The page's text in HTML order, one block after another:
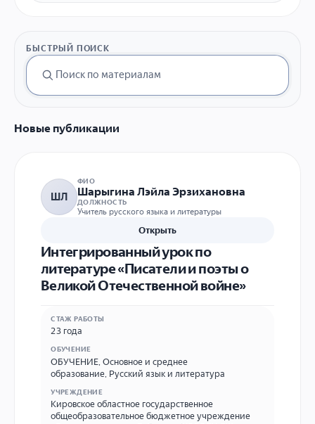
БЫСТРЫЙ ПОИСК
Новые публикации
ШЛ
ФИО
Шарыгина Лэйла Эрзихановна
ДОЛЖНОСТЬ
Учитель русского языка и литературы
Открыть
Интегрированный урок по
литературе «Писатели и поэты о
Великой Отечественной войне»
СТАЖ РАБОТЫ
23 года
ОБУЧЕНИЕ
ОБУЧЕНИЕ ,Основное и среднее
образование Русский язык и литература
УЧРЕЖДЕНИЕ
Кировское областное государственное
общеобразовательное бюджетное учреждение